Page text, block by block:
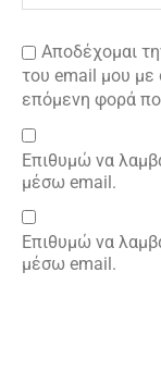
Αποδέχομαι
του email μου με
επόμενη φορά
Επιθυμώ να
μέσω email.
Επιθυμώ να
μέσω email.